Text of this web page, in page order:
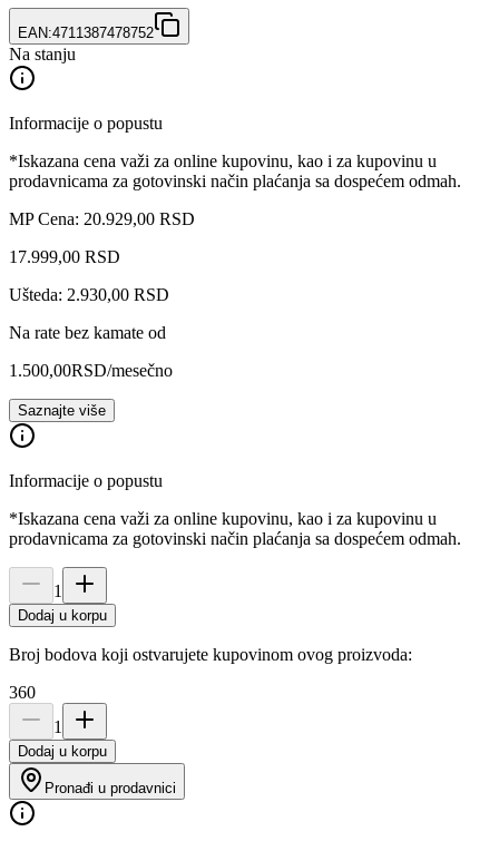
EAN:4711387478752
Na stanju
Informacije o popustu
*Iskazana cena važi za online kupovinu, kao i za kupovinu u
prodavnicama za gotovinski način plaćanja sa dospećem odmah.
MP Cena: 20.929,00 RSD
17.999,00 RSD
Ušteda: 2.930,00 RSD
Na rate bez kamate od
1.500,00RSD/mesečno
Saznajte više
Informacije o popustu
*Iskazana cena važi za online kupovinu, kao i za kupovinu u
prodavnicama za gotovinski način plaćanja sa dospećem odmah.
1
Dodaj u korpu
Broj bodova koji ostvarujete kupovinom ovog proizvoda:
360
1
Dodaj u korpu
Pronađi u prodavnici